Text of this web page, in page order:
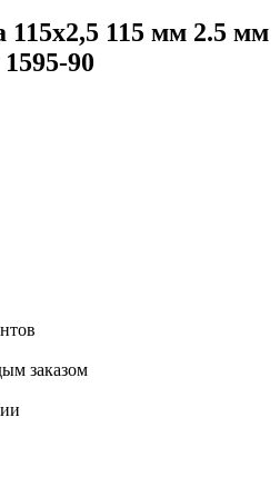
115х2,5 115 мм 2.5 мм
90
заказом